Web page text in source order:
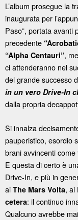
L’album prosegue la
inaugurata per
Paso”, portata avanti
precedente
“Alpha Centauri”,
ci attenderanno nel
del grande successo
in un vero Drive-In
dalla propria
Si innalza
pauperistico, esordio
brani avvincenti come
E questa di certo è
Drive-In, e più in
ai The Mars Volta, ai
cetera: il continuo
Qualcuno avrebbe